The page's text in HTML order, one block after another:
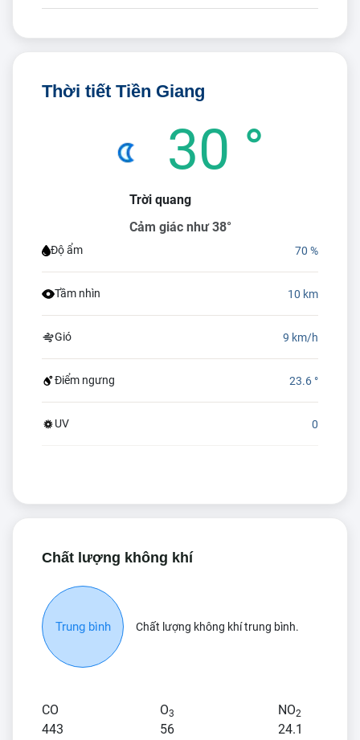
Thời tiết Tiền Giang
30 °
Trời quang
Cảm giác như 38°
Độ ẩm 70 %
Tầm nhìn 10 km
Gió 9 km/h
Điểm ngưng 23.6 °
UV 0
Chất lượng không khí
Trung bình Chất lượng không khí trung bình.
CO
443
O3
56
NO2
24.1